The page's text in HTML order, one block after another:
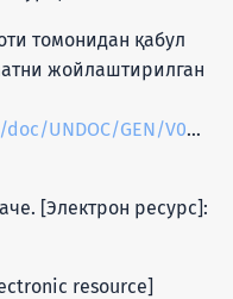
томонидан қабул
жойлаштирилган
UNDOC/GEN/V05/
[Электрон ресурс]:
resource]